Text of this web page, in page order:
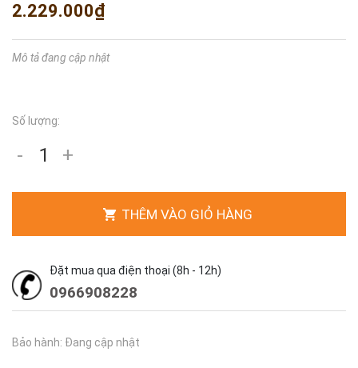
2.229.000₫
Mô tả đang cập nhật
Số lượng:
- +
THÊM VÀO GIỎ HÀNG
Đặt mua qua điện thoại (8h - 12h)
0966908228
Bảo hành: Đang cập nhật